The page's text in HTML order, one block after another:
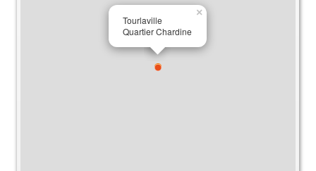
Tourlaville
Quartier Chardine
×